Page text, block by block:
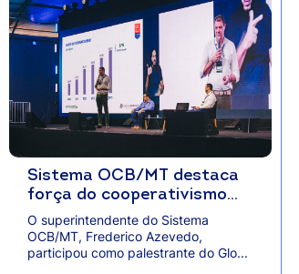
Sistema OCB/MT destaca
força do cooperativismo
durante o GAFFFF em
Sorriso
O superintendente do Sistema
OCB/MT, Frederico Azevedo,
participou como palestrante do Glo...